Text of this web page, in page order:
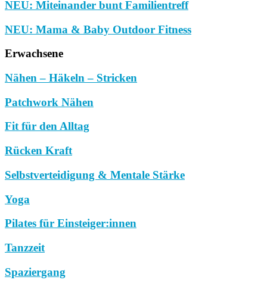
NEU: Miteinander bunt Familientreff
NEU: Mama & Baby Outdoor Fitness
Erwachsene
Nähen – Häkeln – Stricken
Patchwork Nähen
Fit für den Alltag
Rücken Kraft
Selbstverteidigung & Mentale Stärke
Yoga
Pilates für Einsteiger:innen
Tanzzeit
Spaziergang